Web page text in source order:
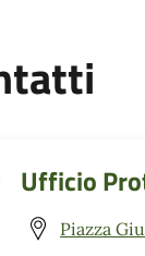
Ufficio
Piazza